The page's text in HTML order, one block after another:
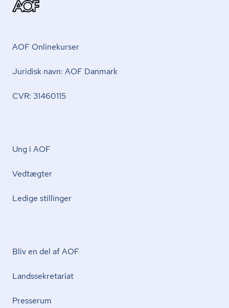
AOF Onlinekurser
Juridisk navn: AOF Danmark
CVR: 31460115
Ung i AOF
Vedtægter
Ledige stillinger
Bliv en del af AOF
Lands­se­kre­ta­ri­at
Presserum